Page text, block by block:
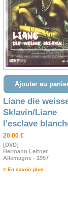
Ajouter au
Liane die
Sklavin/Liane
l'esclave
20.00 €
[DVD]
Hermann Leitner
Allemagne - 1957
> En savoir plus